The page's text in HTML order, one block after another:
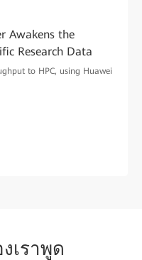
Awakens the
Research Data
to HPC, using Huawei
เราพูด